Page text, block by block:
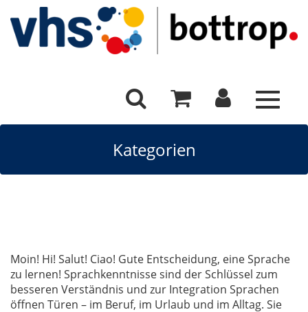
Toggle
Kategorien
Moin! Hi! Salut! Ciao! Gute Entscheidung, eine Sprache
zu lernen! Sprachkenntnisse sind der Schlüssel zum
besseren Verständnis und zur Integration Sprachen
öffnen Türen – im Beruf, im Urlaub und im Alltag. Sie